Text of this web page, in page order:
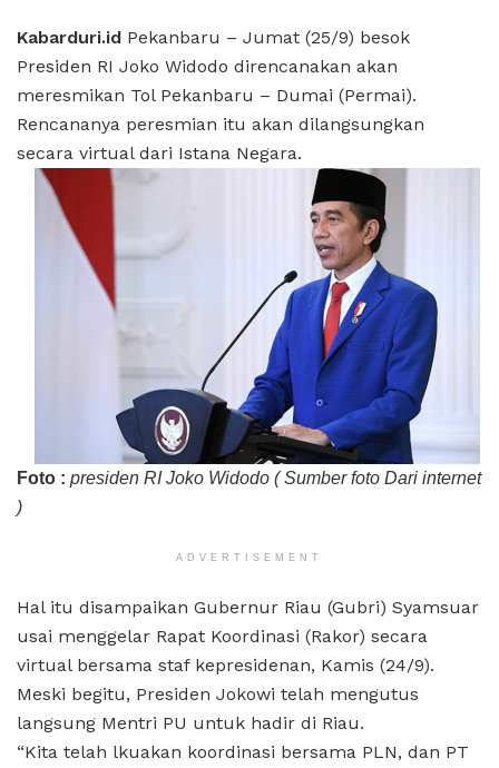
Kabarduri.id Pekanbaru – Jumat (25/9) besok
Presiden RI Joko Widodo direncanakan akan
meresmikan Tol Pekanbaru – Dumai (Permai).
Rencananya peresmian itu akan dilangsungkan
secara virtual dari Istana Negara.
Foto : presiden RI Joko Widodo ( Sumber foto Dari internet
)
ADVERTISEMENT
Hal itu disampaikan Gubernur Riau (Gubri) Syamsuar
usai menggelar Rapat Koordinasi (Rakor) secara
virtual bersama staf kepresidenan, Kamis (24/9).
Meski begitu, Presiden Jokowi telah mengutus
langsung Mentri PU untuk hadir di Riau.
“Kita telah lkuakan koordinasi bersama PLN, dan PT